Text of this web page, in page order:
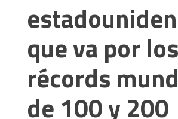
que va por los
récords
de 100 y 200